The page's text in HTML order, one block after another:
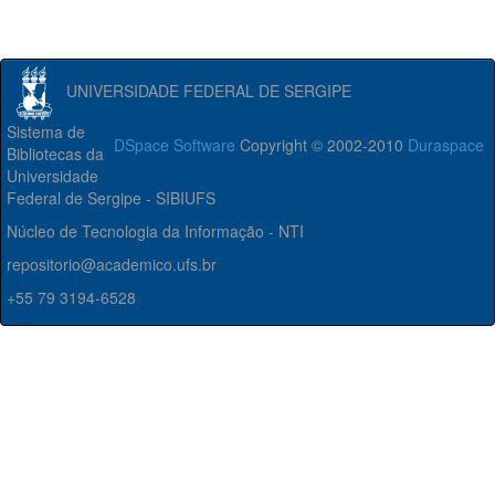
UNIVERSIDADE FEDERAL DE SERGIPE
DSpace Software Copyright © 2002-2010 Duraspace
Sistema de
Bibliotecas da
Universidade
Federal de Sergipe - SIBIUFS
Núcleo de Tecnologia da Informação - NTI
repositorio@academico.ufs.br
+55 79 3194-6528